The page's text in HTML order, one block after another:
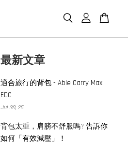
最新文章
適合旅行的背包 - Able Carry Max
EDC
Jul 30, 25
背包太重，肩膀不舒服嗎? 告訴你
如何「有效減壓」！